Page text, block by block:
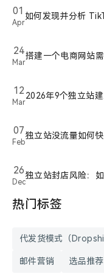
01
Apr
如何发现并分析
24
Mar
搭建一个电商网站
12
Mar
2026年9个独立站
07
Feb
独立站没流量如何
26
Dec
独立站封店风险：
热门标签
代发货模式（
邮件营销 选品推荐